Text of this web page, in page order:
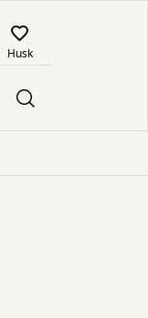
Husk